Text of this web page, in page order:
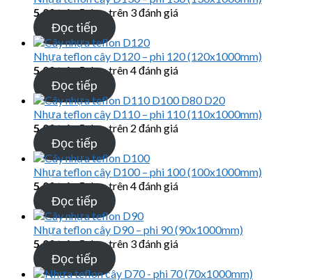
5.00trên 5 dựa trên 3đánh giá
Đọc tiếp
Nhựa teflon cây D120 – phi 120 (120x1000mm)
5.00trên 5 dựa trên4đánh giá
Đọc tiếp
Nhựa teflon cây D110 – phi 110 (110x1000mm)
5.00trên 5 dựa trên 2 đánh giá
Đọc tiếp
Nhựa teflon cây D100 – phi 100 (100x1000mm)
5.00trên 5 dựa trên4đánh giá
Đọc tiếp
Nhựa teflon cây D90 – phi 90 (90x1000mm)
5.00trên 5 dựa trên 3đánh giá
Đọc tiếp